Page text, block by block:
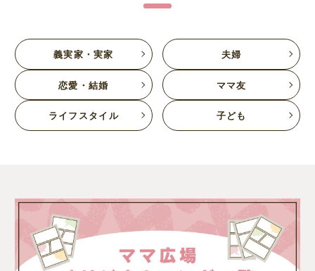
義実家・実家 夫婦
恋愛・結婚 ママ友
ライフスタイル 子ども